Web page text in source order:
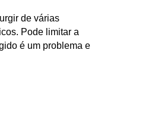
de várias
Pode limitar a
é um problema e